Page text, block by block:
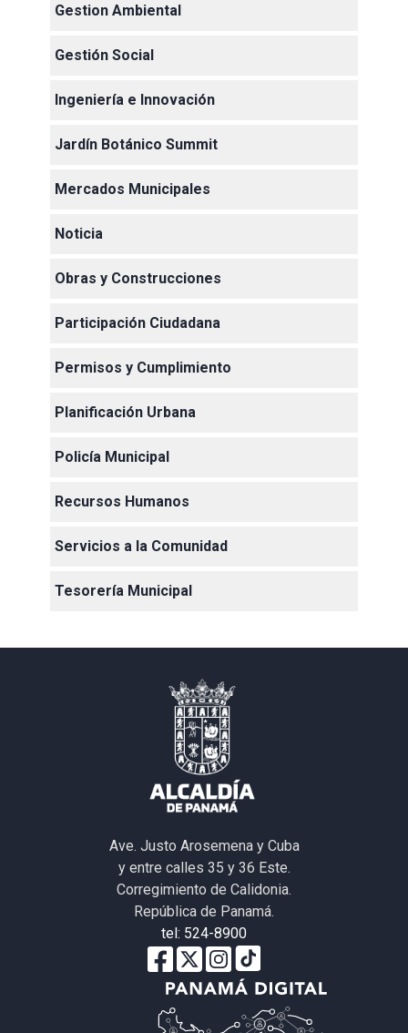
Gestion Ambiental
Gestión Social
Ingeniería e Innovación
Jardín Botánico Summit
Mercados Municipales
Noticia
Obras y Construcciones
Participación Ciudadana
Permisos y Cumplimiento
Planificación Urbana
Policía Municipal
Recursos Humanos
Servicios a la Comunidad
Tesorería Municipal
Ave. Justo Arosemena y Cuba
y entre calles 35 y 36 Este.
Corregimiento de Calidonia.
República de Panamá.
tel: 524-8900